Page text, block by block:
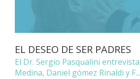
EL DESEO DE SER PADRES
El Dr. Sergio Pasqualini
Medina, Daniel gómez Rinaldi y F...